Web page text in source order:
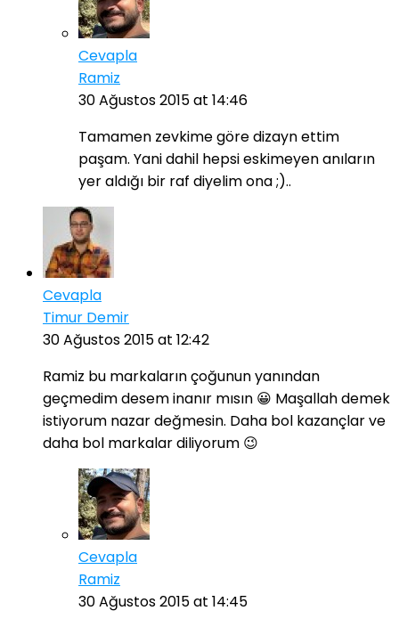
Cevapla
Ramiz
30 Ağustos 2015 at 14:46
Tamamen zevkime göre dizayn ettim
paşam. Yani dahil hepsi eskimeyen anıların
yer aldığı bir raf diyelim ona ;)..
Cevapla
Timur Demir
30 Ağustos 2015 at 12:42
Ramiz bu markaların çoğunun yanından
geçmedim desem inanır mısın 😀 Maşallah demek
istiyorum nazar değmesin. Daha bol kazançlar ve
daha bol markalar diliyorum 😉
Cevapla
Ramiz
30 Ağustos 2015 at 14:45